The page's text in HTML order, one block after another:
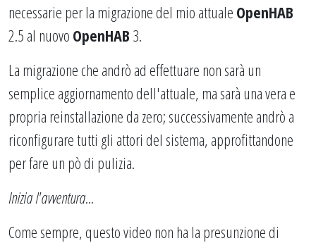
necessarie per la migrazione del mio attuale OpenHAB
2.5 al nuovo OpenHAB 3.
La migrazione che andrò ad effettuare non sarà un
semplice aggiornamento dell'attuale, ma sarà una vera e
propria reinstallazione da zero; successivamente andrò a
riconfigurare tutti gli attori del sistema, approfittandone
per fare un pò di pulizia.
Inizia l'avventura...
Come sempre, questo video non ha la presunzione di